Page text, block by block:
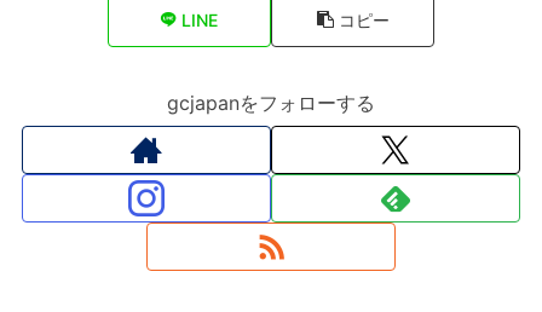
LINE コピー
gcjapanをフォローする